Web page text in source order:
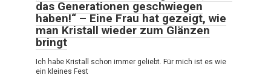
das Generationen geschwiegen
haben!“ – Eine Frau hat gezeigt, wie
man Kristall wieder zum Glänzen
bringt
Ich habe Kristall schon immer geliebt. Für mich ist es wie
ein kleines Fest